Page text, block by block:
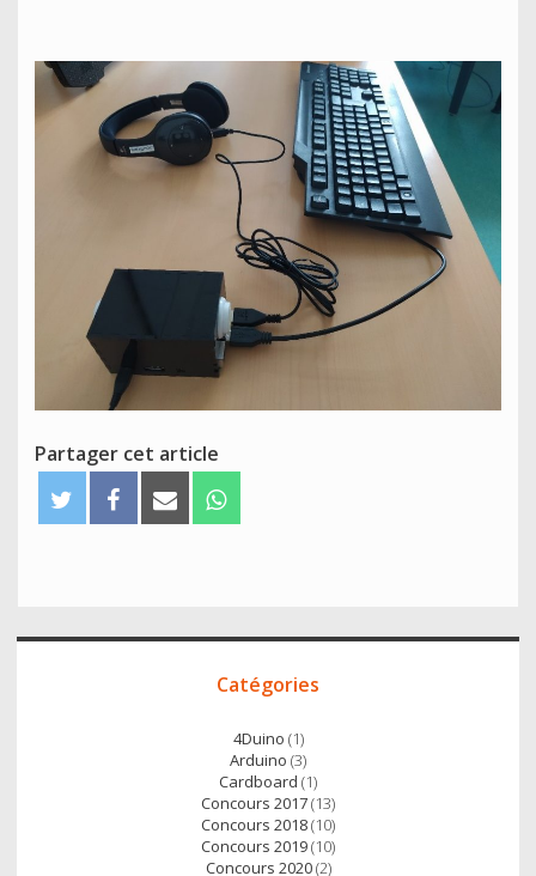
Partager cet article
w
e
a
o
m
h
A
p
Accès
Catégories
4Duino (1)
Arduino (3)
Cardboard (1)
Concours 2017(13)
Concours 2018(10)
Concours 2019(10)
Concours 2020(2)